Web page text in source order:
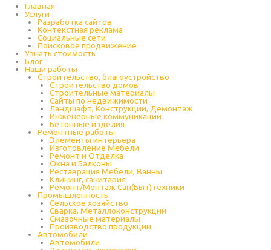
Главная
Услуги
Разработка сайтов
Контекстная реклама
Социальные сети
Поисковое продвижение
Узнать стоимость
Блог
Наши работы
Строительство, благоустройство
Строительство домов
Строительные материалы
Сайты по недвижимости
Ландшафт, Конструкции, Демонтаж
Инженерные коммуникации
Бетонные изделия
Ремонтные работы
Элементы интерьера
Изготовление Мебели
Ремонт и Отделка
Окна и Балконы
Реставрация Мебели, Ванны
Клининг, санитария
Ремонт/Монтаж Сан(Быт)техники
Промышленность
Cельское хозяйство
Сварка, Металлоконструкции
Cмазочные материалы
Производство продукции
Автомобили
Автомобили